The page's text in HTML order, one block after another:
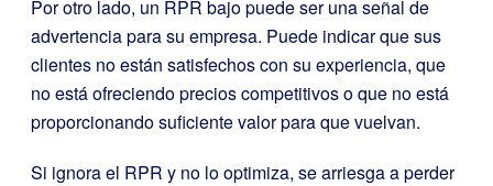
Por otro lado, un RPR bajo puede ser una señal de
advertencia para su empresa. Puede indicar que sus
clientes no están satisfechos con su experiencia, que
no está ofreciendo precios competitivos o que no está
proporcionando suficiente valor para que vuelvan.
Si ignora el RPR y no lo optimiza, se arriesga a perder